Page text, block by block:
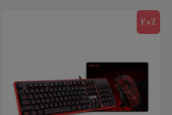
20٪